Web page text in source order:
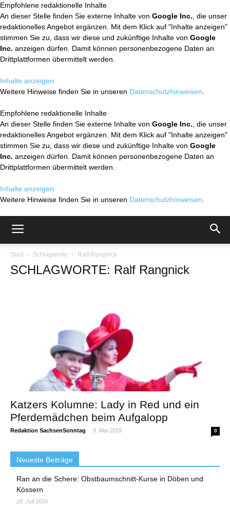
Empfohlene redaktionelle Inhalte
An dieser Stelle finden Sie externe Inhalte von Google Inc. , die unser
redaktionelles Angebot ergänzen. Mit dem Klick auf "Inhalte anzeigen"
stimmen Sie zu, dass wir diese und zukünftige Inhalte von Google
Inc. anzeigen dürfen. Damit können personenbezogene Daten an
Drittplattformen übermittelt werden.
Inhalte anzeigen
Weitere Hinweise finden Sie in unseren Datenschutzhinweisen
Empfohlene redaktionelle Inhalte
An dieser Stelle finden Sie externe Inhalte von Google Inc. , die unser
redaktionelles Angebot ergänzen. Mit dem Klick auf "Inhalte anzeigen"
stimmen Sie zu, dass wir diese und zukünftige Inhalte von Google
Inc. anzeigen dürfen. Damit können personenbezogene Daten an
Drittplattformen übermittelt werden.
Inhalte anzeigen
Weitere Hinweise finden Sie in unseren Datenschutzhinweisen
Start Schlagworte Ralf Rangnick
SCHLAGWORTE: Ralf Rangnick
Katzers Kolumne: Lady in Red und ein
Pferdemädchen beim Aufgalopp
Redaktion SachsenSonntag - 9. Mai 2019 0
Neueste Beiträge
Ran an die Schere: Obstbaumschnitt-Kurse in Döben und
Kössern
28. Juli 2026